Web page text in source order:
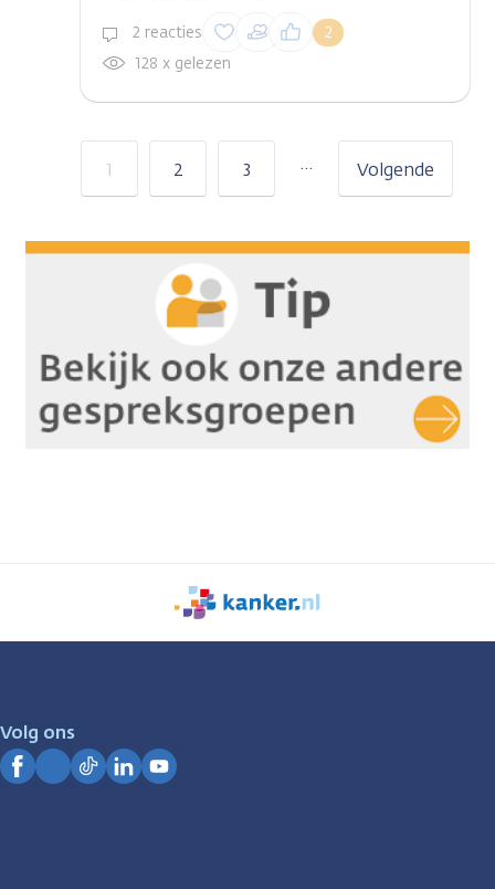
2 reacties 2
Inloggen om een
reactie te plaatsen
128 x gelezen
1 2 3 … Volgende
We
zijn
Volg ons